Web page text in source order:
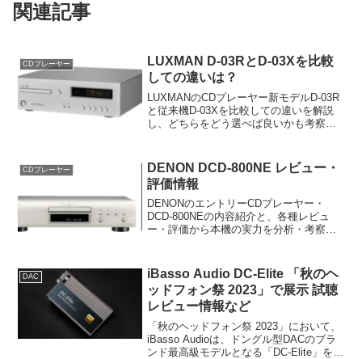
関連記事
CDプレーヤー
LUXMAN D-03RとD-03Xを比較
しての違いは？
LUXMANのCDプレーヤー新モデルD-03R
と従来機D-03Xを比較しての違いを解説
し、どちらをどう選べば良いかも考察し
CDプレーヤー
DENON DCD-800NE レビュー・
評価情報
DENONのエントリーCDプレーヤー・
DCD-800NEの内容紹介と、各種レビュ
ー・評価から本機の実力を分析・考察。
DAC
iBasso Audio DC-Elite 「秋のヘ
ッドフォン祭 2023」で展示 試聴
レビュー情報など
「秋のヘッドフォン祭 2023」において、
iBasso Audioは、ドングル型DACのブラ
ンド最高級モデルとなる「DC-Elite」を発